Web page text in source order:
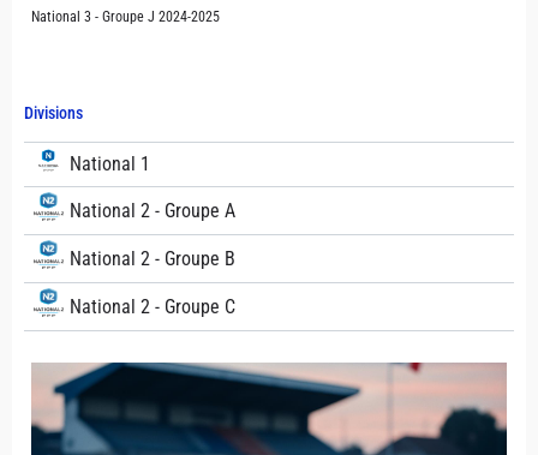
Divisions
National 1
National 2 - Groupe A
National 2 - Groupe B
National 2 - Groupe C
National 3 - Groupe J 2024-2025